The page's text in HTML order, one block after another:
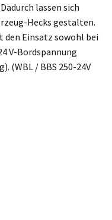
lassen sich
Hecks gestalten.
Einsatz sowohl bei
V-Bordspannung
(WBL / BBS 250-24V